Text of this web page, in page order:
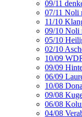
09/11
07/11 Noli
11/10
09/10 Noli
05/10
02/10
10/09
09/09
06/09
10/08
09/08
06/08
04/08